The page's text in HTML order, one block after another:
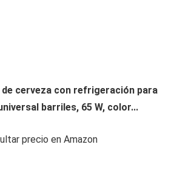
de cerveza con refrigeración para
barriles, 65 W, color...
precio en Amazon